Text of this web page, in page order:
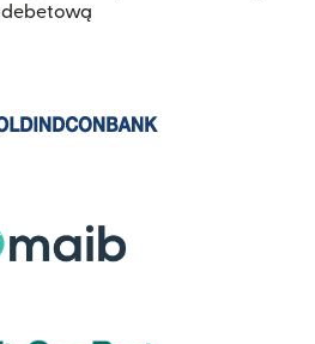
debetową